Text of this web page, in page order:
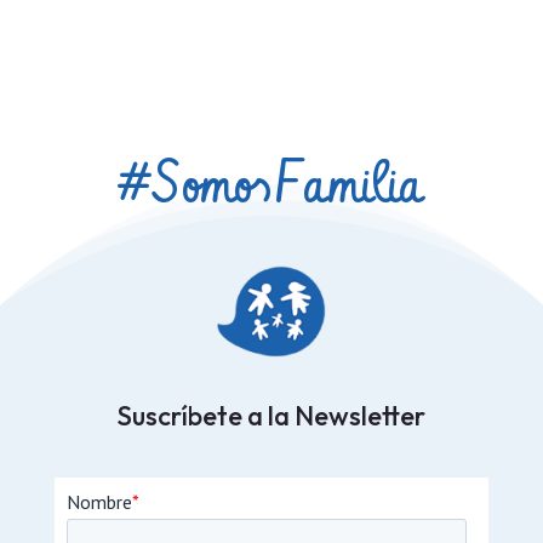
#SomosFamilia
Suscríbete a la Newsletter